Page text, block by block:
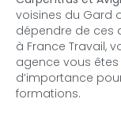
voisines du Gard
dépendre de ces
à France Travail,
agence vous êtes
d’importance
formations.